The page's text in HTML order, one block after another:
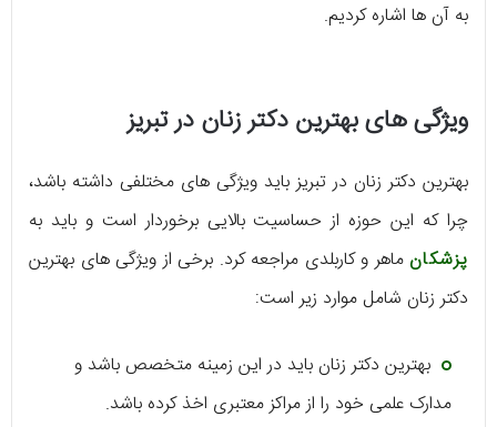
به آن ها اشاره کردیم.
ویژگی های بهترین دکتر زنان در تبریز
بهترین دکتر زنان در تبریز باید ویژگی های مختلفی داشته باشد،
چرا که این حوزه از حساسیت بالایی برخوردار است و باید به
پزشکانماهر و کاربلدی مراجعه کرد. برخی از ویژگی های بهترین
دکتر زنان شامل موارد زیر است:
بهترین دکتر زنان باید در این زمینه متخصص باشد و
مدارک علمی خود را از مراکز معتبری اخذ کرده باشد.